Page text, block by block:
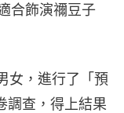
合飾演禰豆子
女，進行了「預
調查，得上結果